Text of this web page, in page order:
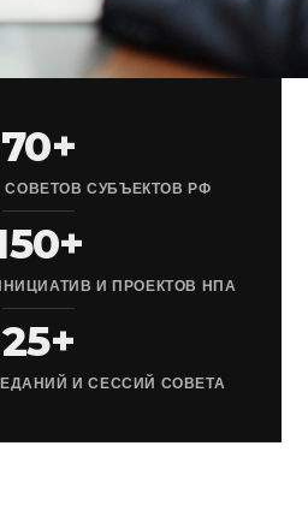
70+
СУБЪЕКТОВ РФ
И ПРОЕКТОВ НПА
25+
И СЕССИЙ СОВЕТА